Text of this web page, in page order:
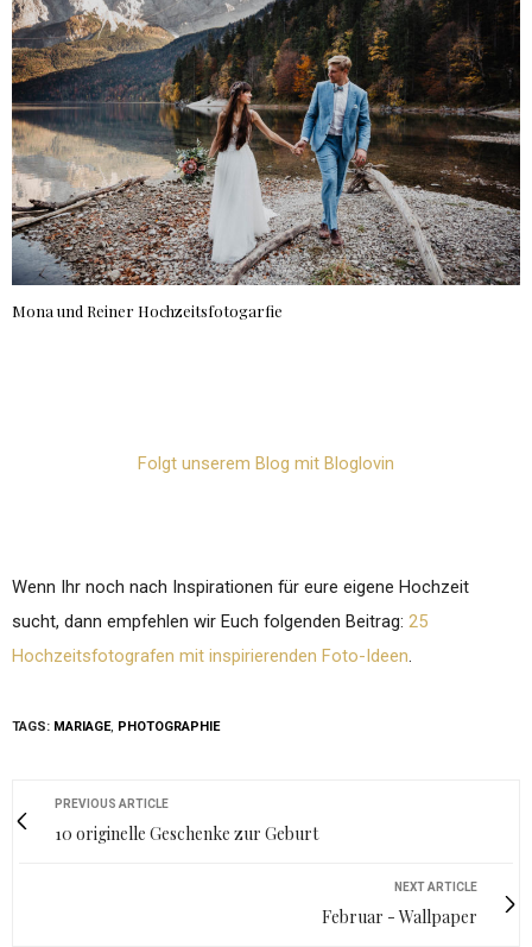
Mona und Reiner Hochzeitsfotogarfie
Folgt unserem Blog mit Bloglovin
Wenn Ihr noch nach Inspirationen für eure eigene Hochzeit
sucht, dann empfehlen wir Euch folgenden Beitrag: 25
Hochzeitsfotografen mit inspirierenden Foto-Ideen.
TAGS: MARIAGE, PHOTOGRAPHIE
PREVIOUS ARTICLE
10 originelle Geschenke zur Geburt
NEXT ARTICLE
Februar - Wallpaper